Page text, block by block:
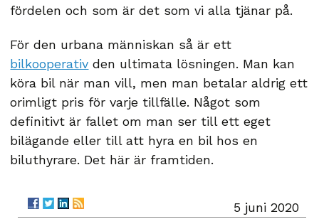
fördelen och som är det som vi alla tjänar på.
För den urbana människan så är ett
bilkooperativ den ultimata lösningen. Man kan
köra bil när man vill, men man betalar aldrig ett
orimligt pris för varje tillfälle. Något som
definitivt är fallet om man ser till ett eget
bilägande eller till att hyra en bil hos en
biluthyrare. Det här är framtiden.
5 juni 2020